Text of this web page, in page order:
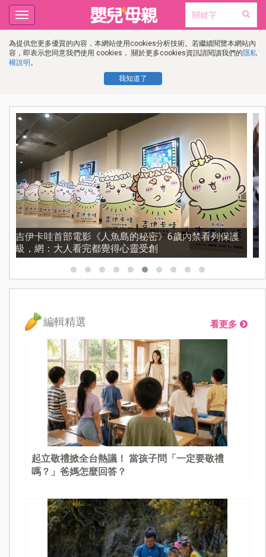
為提供您更多優質的內容，本網站使用cookies分析技術。若繼續閱覽本網站內
容，即表示您同意我們使用 cookies， 關於更多cookies資訊請閱讀我們的隱私
權說明 。
我知道了
Toggle
navigation
資優教育15問！師鐸獎名師陳宥妤：資優教育的核心，
不是成績而是讀懂孩子的心理準備度
編輯精選 看更多
起立敬禮掀全台熱議！ 當孩子問「一定要敬禮
嗎？」爸媽怎麼回答？